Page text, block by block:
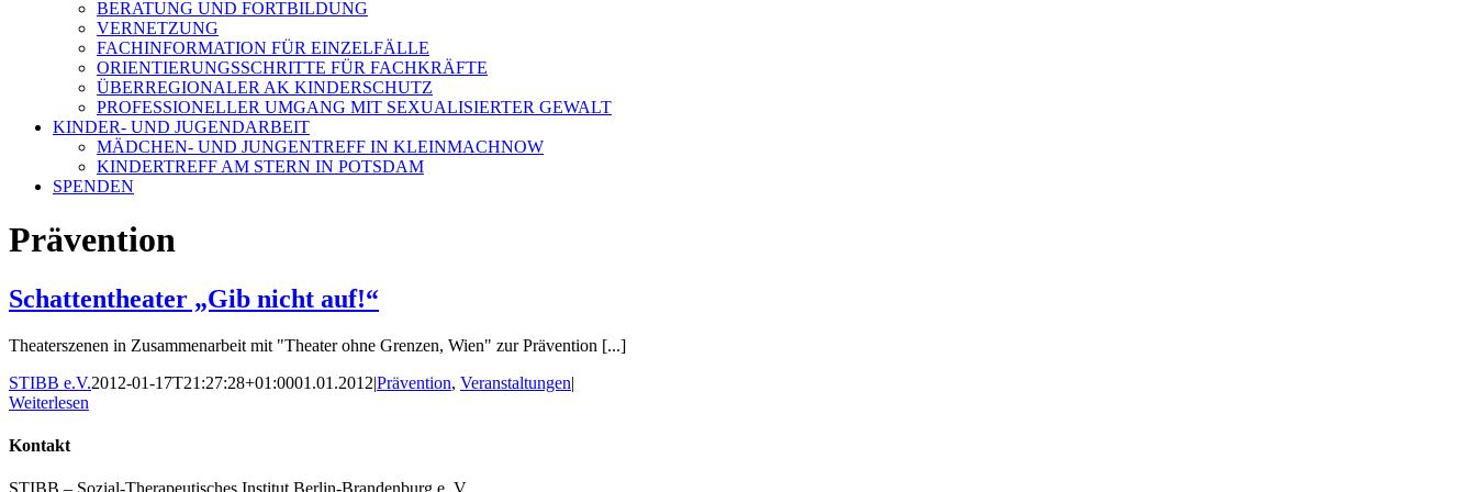
BERATUNG UND FORTBILDUNG
VERNETZUNG
FACHINFORMATION FÜR EINZELFÄLLE
ORIENTIERUNGSSCHRITTE FÜR FACHKRÄFTE
ÜBERREGIONALER AK KINDERSCHUTZ
PROFESSIONELLER UMGANG MIT SEXUALISIERTER GEWALT
KINDER- UND JUGENDARBEIT
MÄDCHEN- UND JUNGENTREFF IN KLEINMACHNOW
KINDERTREFF AM STERN IN POTSDAM
SPENDEN
Prävention
Schattentheater „Gib nicht auf!“
Theaterszenen in Zusammenarbeit mit "Theater ohne Grenzen, Wien" zur Prävention [...]
STIBB e.V.2012-01-17T21:27:28+01:0001.01.2012|Prävention, Veranstaltungen|
Weiterlesen
Kontakt